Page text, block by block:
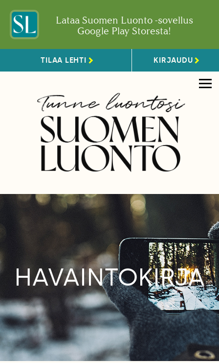
Lataa Suomen Luonto -sovellus
Google Play Storesta!
TILAA LEHTI KIRJAUDU
HAVAINTOKIRJA